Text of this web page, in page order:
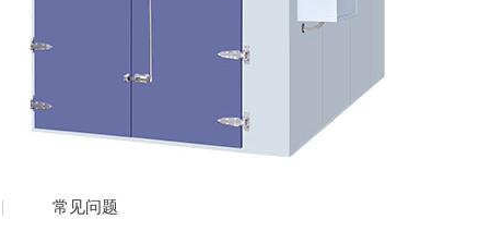
常见问题